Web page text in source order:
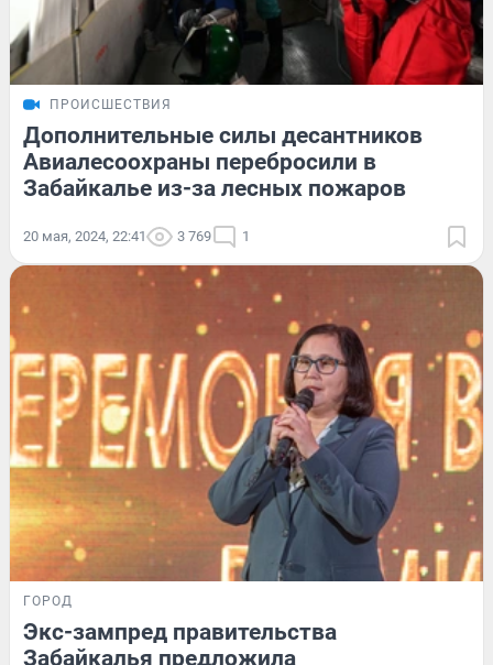
ПРОИСШЕСТВИЯ
Дополнительные силы десантников
Авиалесоохраны перебросили в
Забайкалье из-за лесных пожаров
20 мая, 2024, 22:41 3 769 1
ГОРОД
Экс-зампред правительства
Забайкалья предложила